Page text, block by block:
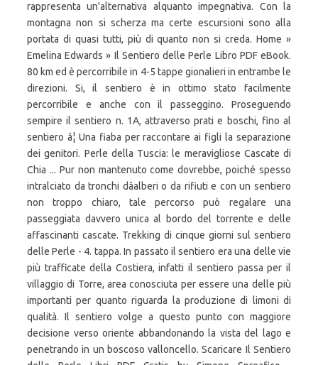
rappresenta un'alternativa alquanto impegnativa. Con la
montagna non si scherza ma certe escursioni sono alla
portata di quasi tutti, più di quanto non si creda. Home »
Emelina Edwards » Il Sentiero delle Perle Libro PDF eBook.
80 km ed è percorribile in 4-5 tappe gionalieri in entrambe le
direzioni. Si, il sentiero è in ottimo stato facilmente
percorribile e anche con il passeggino. Proseguendo
sempire il sentiero n. 1A, attraverso prati e boschi, fino al
sentiero â¦ Una fiaba per raccontare ai figli la separazione
dei genitori. Perle della Tuscia: le meravigliose Cascate di
Chia ... Pur non mantenuto come dovrebbe, poiché spesso
intralciato da tronchi dâalberi o da rifiuti e con un sentiero
non troppo chiaro, tale percorso può regalare una
passeggiata davvero unica al bordo del torrente e delle
affascinanti cascate. Trekking di cinque giorni sul sentiero
delle Perle - 4. tappa. In passato il sentiero era una delle vie
più trafficate della Costiera, infatti il sentiero passa per il
villaggio di Torre, area conosciuta per essere una delle più
importanti per quanto riguarda la produzione di limoni di
qualità. Il sentiero volge a questo punto con maggiore
decisione verso oriente abbandonando la vista del lago e
penetrando in un boscoso valloncello. Scaricare Il Sentiero